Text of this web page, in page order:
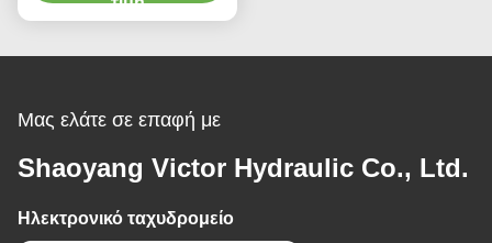
Μας ελάτε σε επαφή με
Shaoyang Victor Hydraulic Co., Ltd.
Ηλεκτρονικό ταχυδρομείο